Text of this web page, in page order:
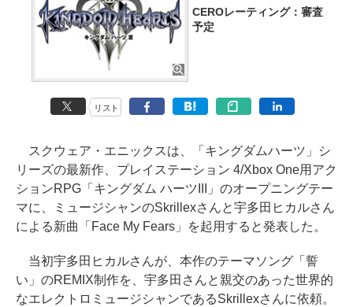
CEROレーティング：審査
予定
リスト
スクウェア・エニックスは、「キングダムハーツ」シ
リーズの最新作、プレイステーション 4/Xbox One用アク
ションRPG「キングダム ハーツIII」のオープニングテー
マに、ミュージシャンのSkrillexさんと宇多田ヒカルさん
による新曲「Face My Fears」を起用すると発表した。
当初宇多田ヒカルさんが、本作のテーマソング「誓
い」のREMIX制作を、宇多田さんと親交のあった世界的
なエレクトロミュージシャンであるSkrillexさんに依頼。